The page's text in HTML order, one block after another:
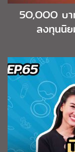
5O,OOO บ
ลงทุนนิ